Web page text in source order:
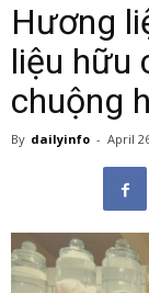
Hương
liệu hữu
chuộng
By dailyinfo - April